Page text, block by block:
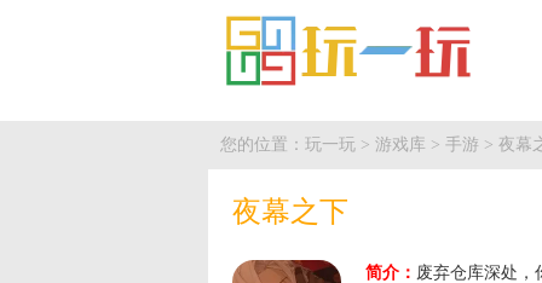
您的位置： 玩一玩 > 游戏库 > 手游 > 夜幕
夜幕之下
简介： 废弃仓库深处，